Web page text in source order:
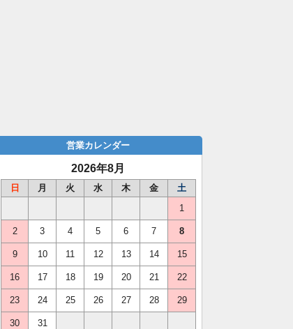
営業カレンダー
2026年8月
日 月 火 水 木 金
土
1
2 3 4 5 6 7 8
9 10 11 12 13 14 15
16 17 18 19 20 21 22
23 24 25 26 27 28 29
30 31